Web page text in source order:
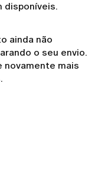
disponíveis.
ainda não
o seu envio.
novamente mais